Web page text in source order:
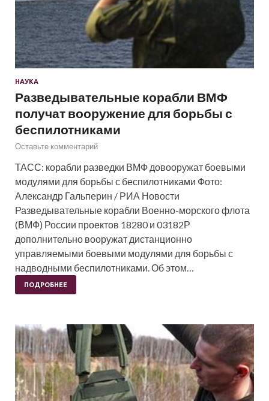
НАУКА
Разведывательные корабли ВМФ
получат вооружение для борьбы с
беспилотниками
Оставьте комментарий
ТАСС: корабли разведки ВМФ довооружат боевыми
модулями для борьбы с беспилотниками Фото:
Александр Гальперин / РИА Новости
Разведывательные корабли Военно-морского флота
(ВМФ) России проектов 18280 и 03182Р
дополнительно вооружат дистанционно
управляемыми боевыми модулями для борьбы с
надводными беспилотниками. Об этом…
ПОДРОБНЕЕ